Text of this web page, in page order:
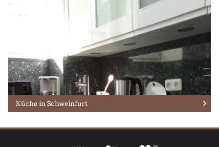
Küche in Schweinfurt